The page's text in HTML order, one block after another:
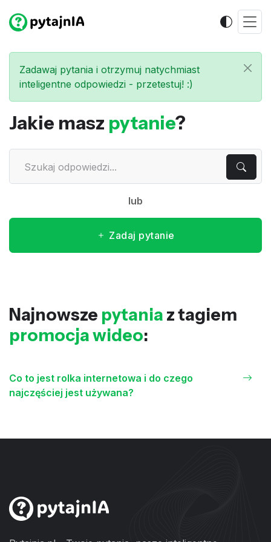
Zadawaj pytania i otrzymuj natychmiast
inteligentne odpowiedzi - przetestuj! :)
Jakie masz pytanie?
lub
Zadaj pytanie
Najnowsze pytania z tagiem
promocja wideo:
Co to jest rolka internetowa i do czego
najczęściej jest używana?